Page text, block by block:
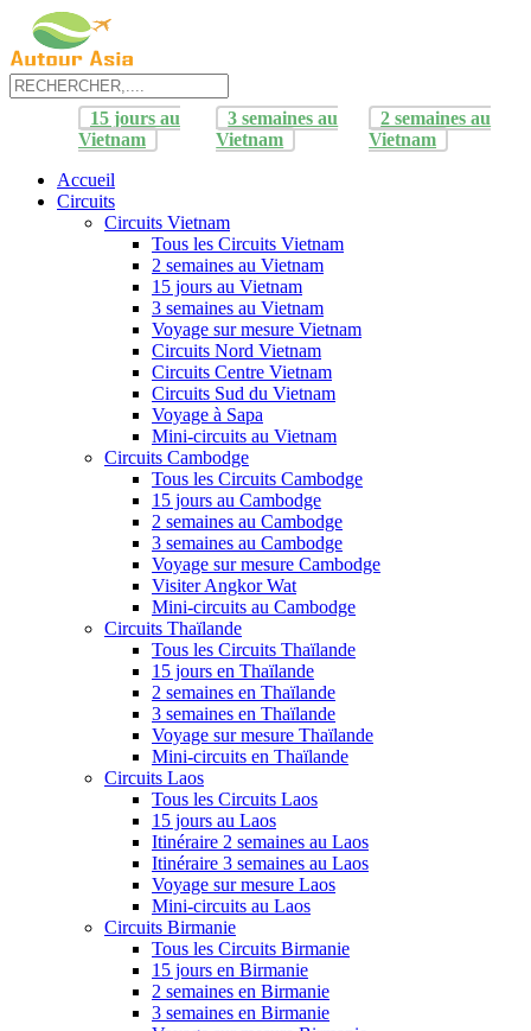
15 jours au
Vietnam
3 semaines au
Vietnam
2 semaines au
Vietnam
Accueil
Circuits
Circuits Vietnam
Tous les Circuits Vietnam
2 semaines au Vietnam
15 jours au Vietnam
3 semaines au Vietnam
Voyage sur mesure Vietnam
Circuits Nord Vietnam
Circuits Centre Vietnam
Circuits Sud du Vietnam
Voyage à Sapa
Mini-circuits au Vietnam
Circuits Cambodge
Tous les Circuits Cambodge
15 jours au Cambodge
2 semaines au Cambodge
3 semaines au Cambodge
Voyage sur mesure Cambodge
Visiter Angkor Wat
Mini-circuits au Cambodge
Circuits Thaïlande
Tous les Circuits Thaïlande
15 jours en Thaïlande
2 semaines en Thaïlande
3 semaines en Thaïlande
Voyage sur mesure Thaïlande
Mini-circuits en Thaïlande
Circuits Laos
Tous les Circuits Laos
15 jours au Laos
Itinéraire 2 semaines au Laos
Itinéraire 3 semaines au Laos
Voyage sur mesure Laos
Mini-circuits au Laos
Circuits Birmanie
Tous les Circuits Birmanie
15 jours en Birmanie
2 semaines en Birmanie
3 semaines en Birmanie